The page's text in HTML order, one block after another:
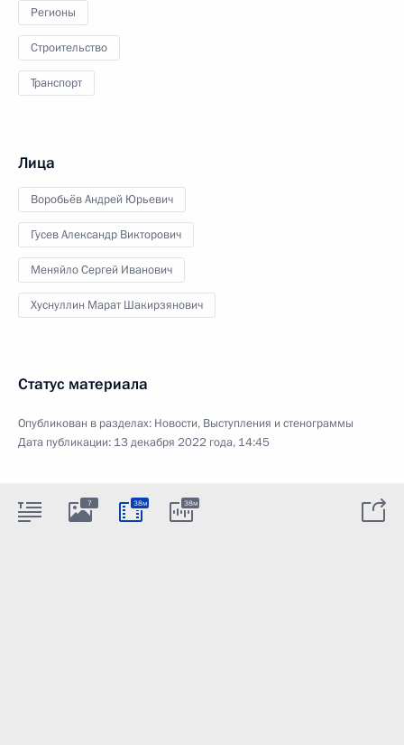
Регионы
Строительство
Транспорт
Лица
Воробьёв Андрей Юрьевич
Гусев Александр Викторович
Меняйло Сергей Иванович
Хуснуллин Марат Шакирзянович
Статус материала
Опубликован в разделах: Новости, Выступления и стенограммы
Дата публикации: 13 декабря 2022 года, 14:45
7 38м 38м